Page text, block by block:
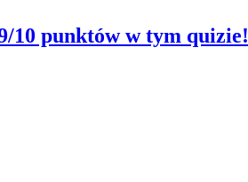
10 punktów w tym quizie!